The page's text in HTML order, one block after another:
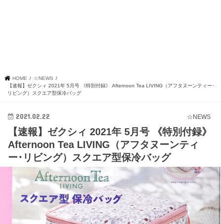
HOME
☆NEWS
【速報】ゼクシィ 2021年 5月号 《特別付録》 Afternoon Tea LIVING（アフタヌーンティー･
リビング）スクエア型保冷バッグ
☆NEWS
2021.02.22
【速報】ゼクシィ 2021年 5月号 《特別付録》
Afternoon Tea LIVING（アフタヌーンティ
ー･リビング）スクエア型保冷バッグ